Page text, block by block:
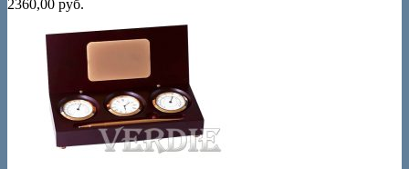
2360,00 руб.